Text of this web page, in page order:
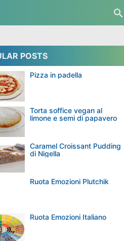
POSTS
Pizza in padella
Torta soffice vegan al
limone e semi di papavero
Caramel Croissant Pudding
di Nigella
Ruota Emozioni Plutchik
Ruota Emozioni Italiano